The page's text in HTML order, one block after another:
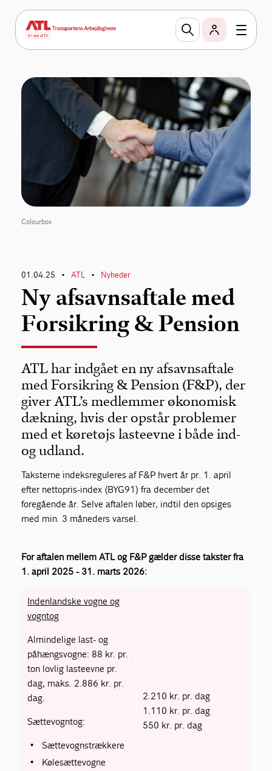
Colourbox
01.04.25 • ATL • Nyheder
Ny afsavnsaftale med
Forsikring & Pension
ATL har indgået en ny afsavnsaftale
med Forsikring & Pension (F&P), der
giver ATL’s medlemmer økonomisk
dækning, hvis der opstår problemer
med et køretøjs lasteevne i både ind-
og udland.
Taksterne indeksreguleres af F&P hvert år pr. 1. april
efter nettopris-index (BYG91) fra december det
foregående år. Selve aftalen løber, indtil den opsiges
med min. 3 måneders varsel.
For aftalen mellem ATL og F&P gælder disse takster fra
1. april 2025 - 31. marts 2026:
Indenlandske vogne og
vogntog
Almindelige last- og
påhængsvogne: 88 kr. pr.
ton lovlig lasteevne pr.
dag, maks. 2.886 kr. pr.
dag.
Sættevogntog:
Sættevognstrækkere
Kølesættevogne
2.210 kr. pr. dag
1.110 kr. pr. dag
550 kr. pr. dag